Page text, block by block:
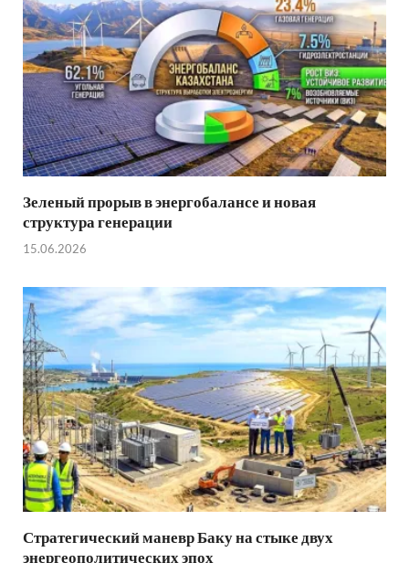
Зеленый прорыв в энергобалансе и новая
структура генерации
15.06.2026
Стратегический маневр Баку на стыке двух
энергеополитических эпох